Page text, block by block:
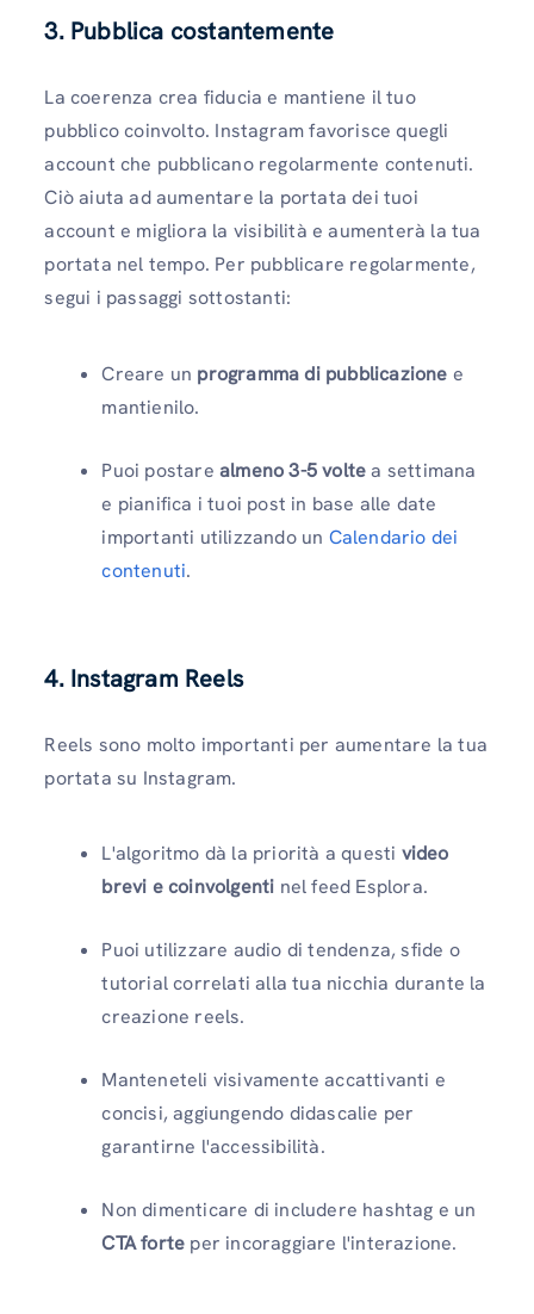
3. Pubblica costantemente
La coerenza crea fiducia e mantiene il tuo
pubblico coinvolto. Instagram favorisce quegli
account che pubblicano regolarmente contenuti.
Ciò aiuta ad aumentare la portata dei tuoi
account e migliora la visibilità e aumenterà la tua
portata nel tempo. Per pubblicare regolarmente,
segui i passaggi sottostanti:
Creare un programma di pubblicazione e
mantienilo.
Puoi postare almeno 3-5 voltea settimana
e pianifica i tuoi post in base alle date
importanti utilizzando un Calendario dei
contenuti.
4. Instagram Reels
Reels sono molto importanti per aumentare la tua
portata su Instagram.
L'algoritmo dà la priorità a questi video
brevi e coinvolgenti nel feed Esplora.
Puoi utilizzare audio di tendenza, sfide o
tutorial correlati alla tua nicchia durante la
creazione reels.
Manteneteli visivamente accattivanti e
concisi, aggiungendo didascalie per
garantirne l'accessibilità.
Non dimenticare di includere hashtag e un
CTA forte per incoraggiare l'interazione.